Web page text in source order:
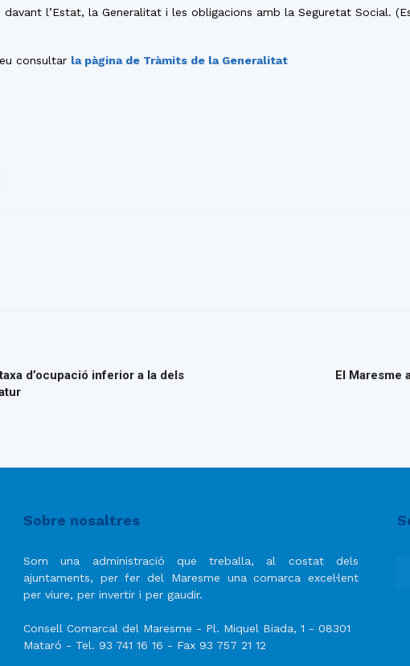
l’Estat, la Generalitat i les obligacions amb la Seguretat Social.
consultar la pàgina de Tràmits de la Generalitat
d’ocupació inferior a la dels
El Maresme
Sobre nosaltres
Som una administració que treballa, al costat dels
ajuntaments, per fer del Maresme una comarca excel·lent
per viure, per invertir i per gaudir.
Consell Comarcal del Maresme - Pl. Miquel Biada, 1 - 08301
Mataró - Tel. 93 741 16 16 - Fax 93 757 21 12